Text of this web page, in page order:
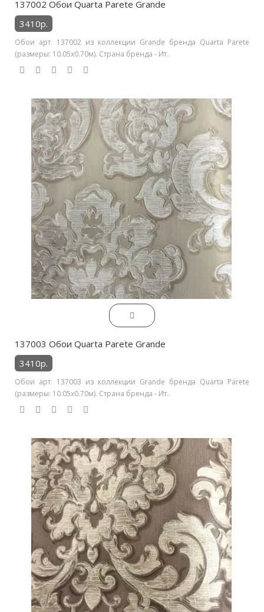
137002 Обои Quarta Parete Grande
3410р.
Обои арт. 137002 из коллекции Grande бренда Quarta Parete
(размеры: 10.05х0.70м). Страна бренда - Ит..
137003 Обои Quarta Parete Grande
3410р.
Обои арт. 137003 из коллекции Grande бренда Quarta Parete
(размеры: 10.05х0.70м). Страна бренда - Ит..